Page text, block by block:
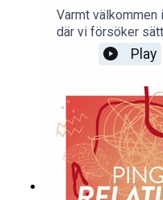
Varmt
där vi försöker
själavård. Vad är
skillnaden mellan
man prata om
viktigt? Vilken
göra? Vad finns
av ett
med Kicki
Play